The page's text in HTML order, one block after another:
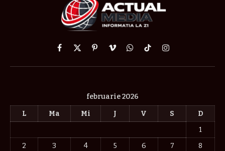
Facebook
X
PinterestVimeoWhatsApp
TikTokInstagram
februarie 2026
L
Ma Mi J V S
D
1
2
3 4 5 6 7
8